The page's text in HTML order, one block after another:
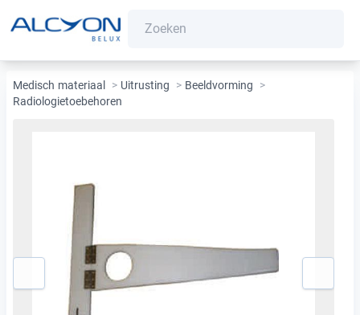
Medisch materiaal > Uitrusting > Beeldvorming
>
Radiologietoebehoren